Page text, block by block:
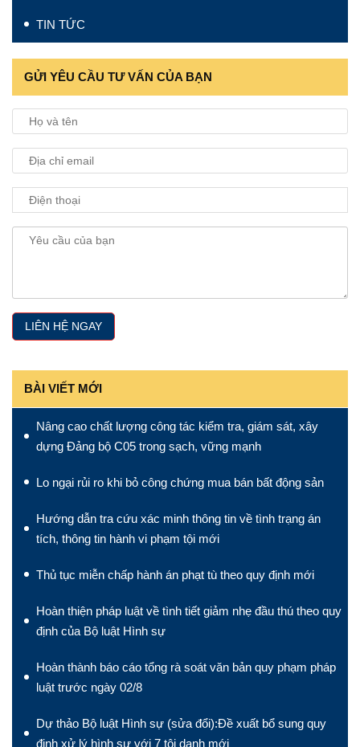
TIN TỨC
GỬI YÊU CẦU TƯ VẤN CỦA BẠN
BÀI VIẾT MỚI
Nâng cao chất lượng công tác kiểm tra, giám sát, xây
dựng Đảng bộ C05 trong sạch, vững mạnh
Lo ngại rủi ro khi bỏ công chứng mua bán bất động sản
Hướng dẫn tra cứu xác minh thông tin về tình trạng án
tích, thông tin hành vi phạm tội mới
Thủ tục miễn chấp hành án phạt tù theo quy định mới
Hoàn thiện pháp luật về tình tiết giảm nhẹ đầu thú theo quy
định của Bộ luật Hình sự
Hoàn thành báo cáo tổng rà soát văn bản quy phạm pháp
luật trước ngày 02/8
Dự thảo Bộ luật Hình sự (sửa đổi):Đề xuất bổ sung quy
định xử lý hình sự với 7 tội danh mới